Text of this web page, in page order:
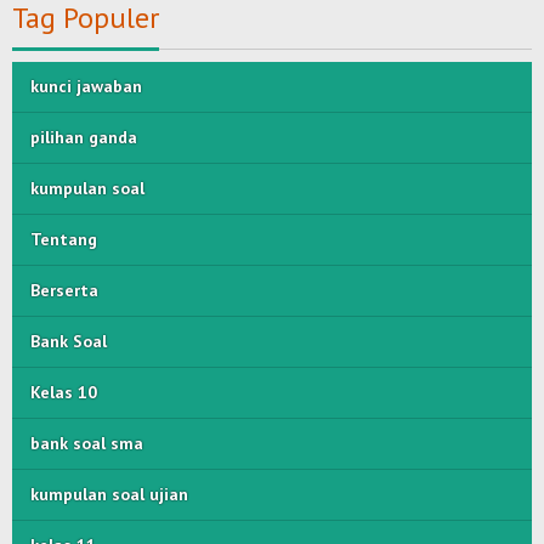
Tag Populer
kunci jawaban
pilihan ganda
kumpulan soal
Tentang
Berserta
Bank Soal
Kelas 10
bank soal sma
kumpulan soal ujian